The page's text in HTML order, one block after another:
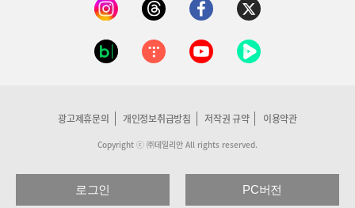
광고제휴문의 개인정보취급방침 저작권 규약 이용약관
Copyright ⓒ ㈜데일리안 All rights reserved.
로그인 PC버전